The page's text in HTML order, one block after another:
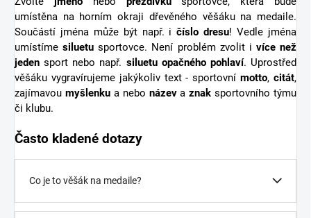
umístěna na horním okraji dřevěného věšáku na medaile.
Součástí jména může být např. ičíslo dresu! Vedle jména
umístímesiluetu sportovce. Není problém zvolit i více než
jeden sport nebo např. siluetu opačného pohlaví. Uprostřed
věšáku vygravírujeme jakýkoliv text - sportovnímotto,citát,
zajímavou myšlenkua nebo názevaznak sportovního týmu
či klubu.
Často kladené dotazy
Co je to věšák na medaile?